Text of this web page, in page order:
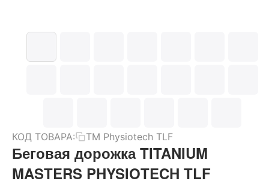
КОД ТОВАРА: TM Physiotech TLF
Беговая дорожка TITANIUM
MASTERS PHYSIOTECH TLF